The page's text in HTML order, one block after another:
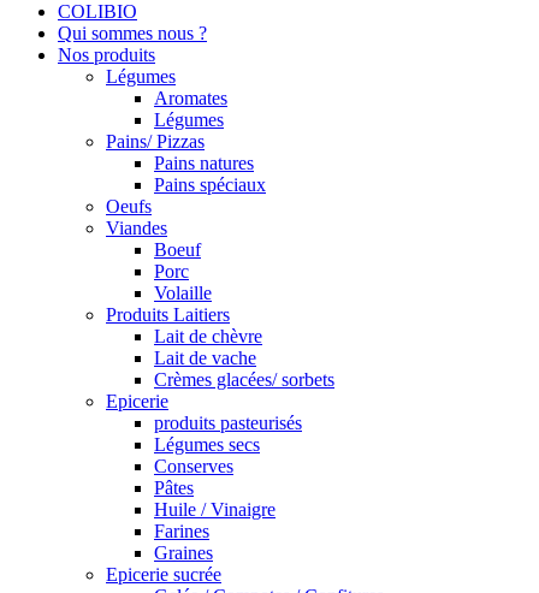
COLIBIO
Qui sommes nous ?
Nos produits
Légumes
Aromates
Légumes
Pains/ Pizzas
Pains natures
Pains spéciaux
Oeufs
Viandes
Boeuf
Porc
Volaille
Produits Laitiers
Lait de chèvre
Lait de vache
Crèmes glacées/ sorbets
Epicerie
produits pasteurisés
Légumes secs
Conserves
Pâtes
Huile / Vinaigre
Farines
Graines
Epicerie sucrée